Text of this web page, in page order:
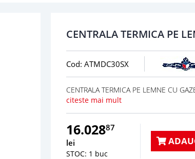
CENTRALA TERMICA PE
Cod: ATMDC30SX
CENTRALA TERMICA PE LEMNE CU
citeste mai mult
16.02887
lei
STOC: 1 buc